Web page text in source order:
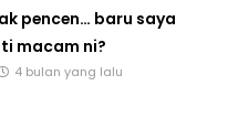
pencen… baru saya
macam ni?
4 bulan yang lalu